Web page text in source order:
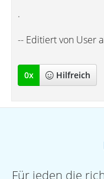
.
-- Editiert von User
0x Hilfreich
Für jeden die